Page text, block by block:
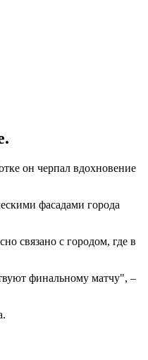
он черпал вдохновение
фасадами города
связано с городом, где в
финальному матчу", –